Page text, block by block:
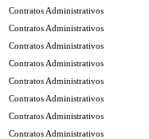
Contratos Administrativos
Contratos Administrativos
Contratos Administrativos
Contratos Administrativos
Contratos Administrativos
Contratos Administrativos
Contratos Administrativos
Contratos Administrativos